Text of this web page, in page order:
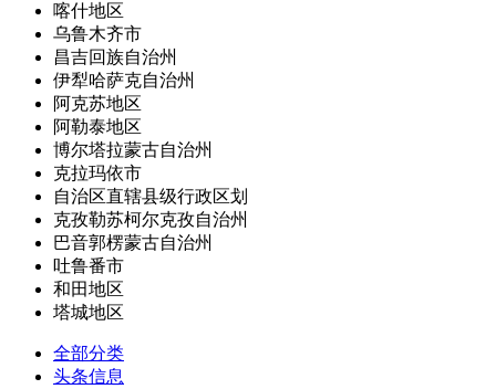
喀什地区
乌鲁木齐市
昌吉回族自治州
伊犁哈萨克自治州
阿克苏地区
阿勒泰地区
博尔塔拉蒙古自治州
克拉玛依市
自治区直辖县级行政区划
克孜勒苏柯尔克孜自治州
巴音郭楞蒙古自治州
吐鲁番市
和田地区
塔城地区
全部分类
头条信息